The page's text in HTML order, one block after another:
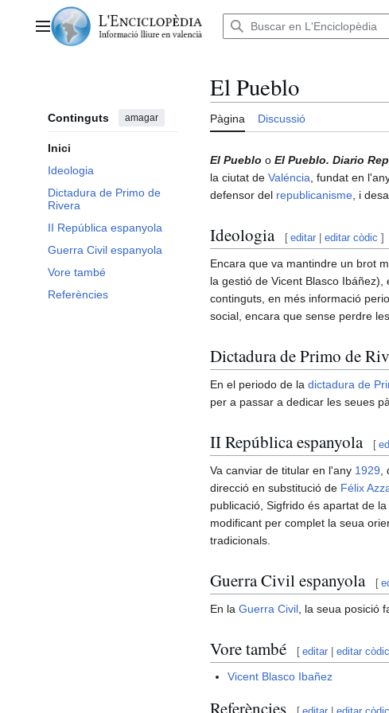
contingutMenú principal
Continguts amagar
Inici
Ideologia
Dictadura de Primo de
Rivera
II República espanyola
Guerra Civil espanyola
Vore també
Referències
El Pueblo
Pàgina Discussió
El Pueblo o El Pueblo. Diario
la ciutat de Valéncia , fundat en
defensor del republicanisme , i
Ideologia [ editar |editar còdic ]
Encara que va mantindre un brot
la gestió de Vicent Blasco Ibáñez),
continguts, en més informació
social, encara que sense perdre
Dictadura de Primo de
En el periodo de la dictadura de
per a passar a dedicar les seues
II República espanyola [
Va canviar de titular en l'any 1929,
direcció en substitució de Félix
publicació, Sigfrido és apartat de
modificant per complet la seua
tradicionals.
Guerra Civil espanyola [
En la Guerra Civil, la seua posició
Vore també [ editar |editar còdic
Vicent Blasco Ibañez
Referències